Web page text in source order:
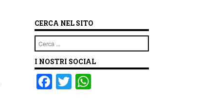
CERCA NEL SITO
Cerca
I NOSTRI SOCIAL
F T